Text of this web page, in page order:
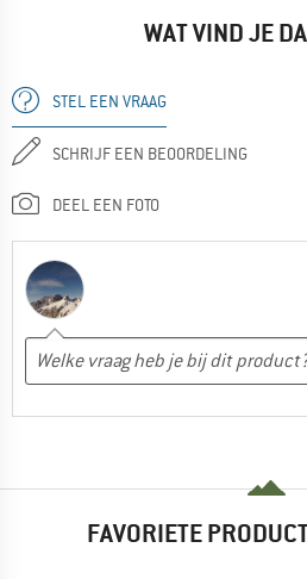
WAT VIND JE
STEL EEN VRAAG
SCHRIJF EEN BEOORDELING
DEEL EEN FOTO
FAVORIETE